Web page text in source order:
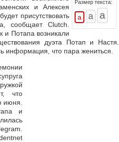
Размер текста:
и Алексея
присутствовать
сообщает Clutch.
и Потапа возникали
дуэта Потап и Настя.
информация, что пара жениться.
что
июня.
и